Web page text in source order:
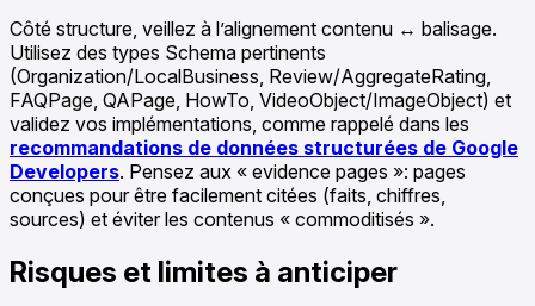
Côté structure, veillez à l’alignement contenu ↔ balisage.
Utilisez des types Schema pertinents
(Organization/LocalBusiness, Review/AggregateRating,
FAQPage, QAPage, HowTo, VideoObject/ImageObject) et
validez vos implémentations, comme rappelé dans les
recommandations de données structurées de Google
Developers. Pensez aux « evidence pages »: pages
conçues pour être facilement citées (faits, chiffres,
sources) et éviter les contenus « commoditisés ».
Risques et limites à anticiper